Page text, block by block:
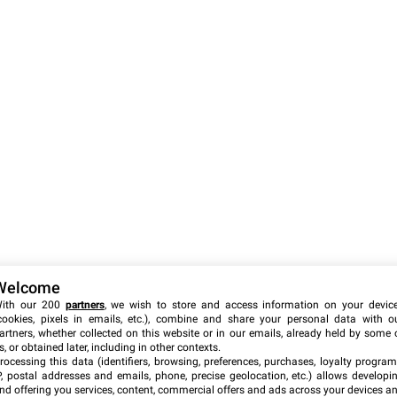
our 200 partners, we wish to store and access information on your
pixels in emails, etc.), combine and share your personal data with
whether collected on this website or in our emails, already held by some
or obtained later, including in other contexts.
this data (identifiers, browsing, preferences, purchases, loyalty
postal addresses and emails, phone, precise geolocation, etc.) allows
offering you services, content, commercial offers and ads across your devices